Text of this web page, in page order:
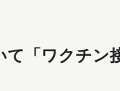
て「ワクチン